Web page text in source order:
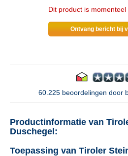
Dit product is momenteel
Ontvang bericht bij
60.225 beoordelingen door
Productinformatie van
Duschegel:
Toepassing van Tiroler